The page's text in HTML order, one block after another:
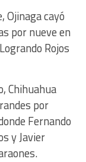
cayó
por nueve en
Rojos
Chihuahua
por
Fernando
y Javier